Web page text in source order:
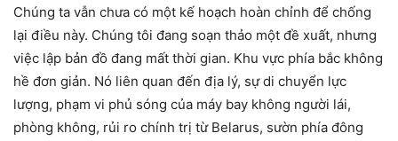
Chúng ta vẫn chưa có một kế hoạch hoàn chỉnh để chống
lại điều này. Chúng tôi đang soạn thảo một đề xuất, nhưng
việc lập bản đồ đang mất thời gian. Khu vực phía bắc không
hề đơn giản. Nó liên quan đến địa lý, sự di chuyển lực
lượng, phạm vi phủ sóng của máy bay không người lái,
phòng không, rủi ro chính trị từ Belarus, sườn phía đông